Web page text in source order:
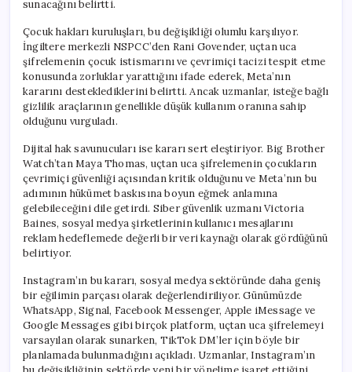
sunacağını belirtti.
Çocuk hakları kuruluşları, bu değişikliği olumlu karşılıyor.
İngiltere merkezli NSPCC’den Rani Govender, uçtan uca
şifrelemenin çocuk istismarını ve çevrimiçi tacizi tespit etme
konusunda zorluklar yarattığını ifade ederek, Meta’nın
kararını desteklediklerini belirtti. Ancak uzmanlar, isteğe bağlı
gizlilik araçlarının genellikle düşük kullanım oranına sahip
olduğunu vurguladı.
Dijital hak savunucuları ise kararı sert eleştiriyor. Big Brother
Watch’tan Maya Thomas, uçtan uca şifrelemenin çocukların
çevrimiçi güvenliği açısından kritik olduğunu ve Meta’nın bu
adımının hükümet baskısına boyun eğmek anlamına
gelebileceğini dile getirdi. Siber güvenlik uzmanı Victoria
Baines, sosyal medya şirketlerinin kullanıcı mesajlarını
reklam hedeflemede değerli bir veri kaynağı olarak gördüğünü
belirtiyor.
Instagram’ın bu kararı, sosyal medya sektöründe daha geniş
bir eğilimin parçası olarak değerlendiriliyor. Günümüzde
WhatsApp, Signal, Facebook Messenger, Apple iMessage ve
Google Messages gibi birçok platform, uçtan uca şifrelemeyi
varsayılan olarak sunarken, TikTok DM’ler için böyle bir
planlamada bulunmadığını açıkladı. Uzmanlar, Instagram’ın